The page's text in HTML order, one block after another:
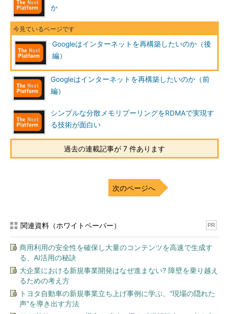
か
Googleはインターネットを再構築したいのか（後
編）
Googleはインターネットを再構築したいのか（前
編）
シンプルな分散メモリプーリングをRDMAで実現す
る技術が面白い
過去の連載記事が 7 件あります
次のページへ
関連資料（ホワイトペーパー） PR
商用利用の安全性を確保し大量のコンテンツを高速で生成す
る、AI活用の秘訣
大企業における新規事業開発はなぜ進まない? 障壁を乗り越え
るための考え方
トヨタ自動車の新規事業立ち上げ事例に学ぶ、“現場の隠れた
声”を導き出す方法